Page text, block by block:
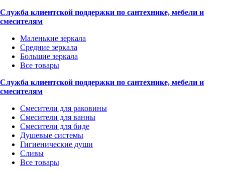
Служба клиентской поддержки по сантехнике, мебели и
смесителям
Маленькие зеркала
Средние зеркала
Большие зеркала
Все товары
Служба клиентской поддержки по сантехнике, мебели и
смесителям
Смесители для раковины
Смесители для ванны
Смесители для биде
Душевые системы
Гигиенические души
Сливы
Все товары